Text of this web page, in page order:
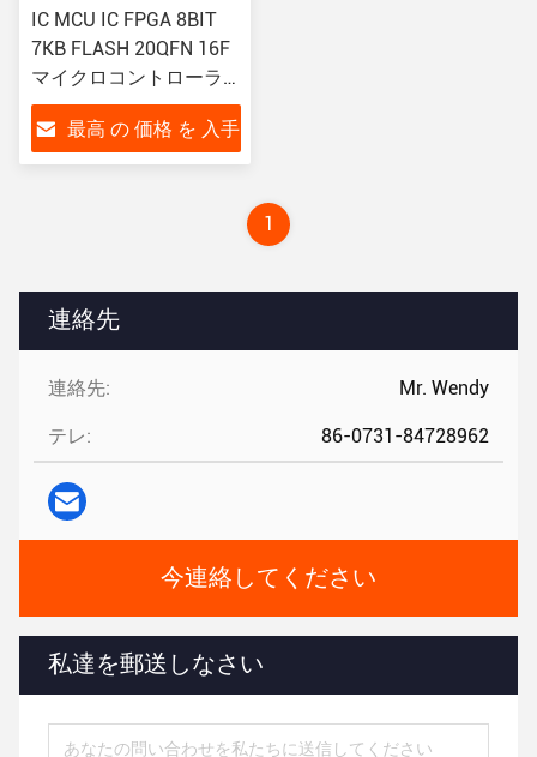
連絡先
連絡先: Mr. Wendy
テレ: 86-0731-84728962
今連絡してください
私達を郵送しなさい
IC MCU IC FPGA 8BIT
7KB FLASH 20QFN 16F
マイクロコントローラ
20MHz 8-ビット 7KB 4K
X 14 FLASH 20-QFN 4x4
最高 の 価格 を 入手
1